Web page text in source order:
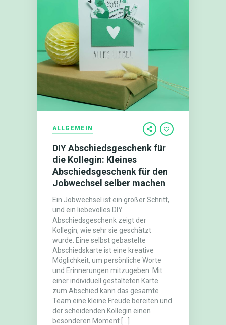
ALLGEMEIN
DIY Abschiedsgeschenk für
die Kollegin: Kleines
Abschiedsgeschenk für den
Jobwechsel selber machen
Ein Jobwechsel ist ein großer Schritt,
und ein liebevolles DIY
Abschiedsgeschenk zeigt der
Kollegin, wie sehr sie geschätzt
wurde. Eine selbst gebastelte
Abschiedskarte ist eine kreative
Möglichkeit, um persönliche Worte
und Erinnerungen mitzugeben. Mit
einer individuell gestalteten Karte
zum Abschied kann das gesamte
Team eine kleine Freude bereiten und
der scheidenden Kollegin einen
besonderen Moment […]